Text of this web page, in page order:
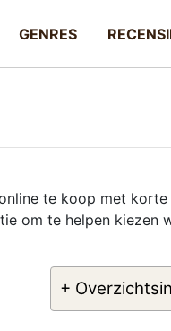
GENRES
te koop met korte
om te helpen kiezen
+